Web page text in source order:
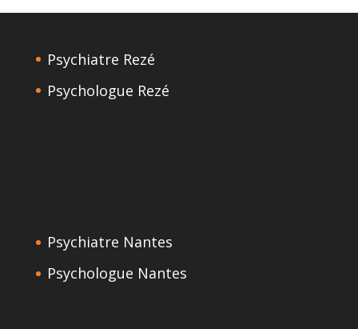
Psychiatre Rezé
Psychologue Rezé
Psychiatre Nantes
Psychologue Nantes